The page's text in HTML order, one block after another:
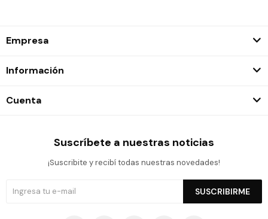
Empresa
Información
Cuenta
Suscríbete a nuestras noticias
¡Suscribite y recibí todas nuestras novedades!
SUSCRIBIRME